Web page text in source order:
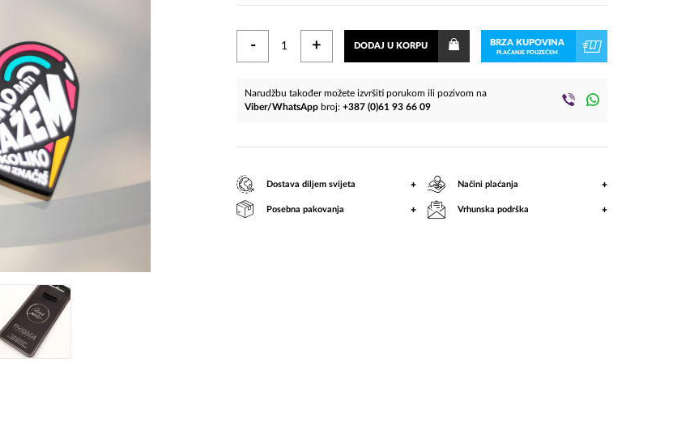
koliko
mi
značiš"
- + DODAJ U KORPU BRZA KUPOVINA
PLAĆANJE POUZEĆEM
Narudžbu također možete izvršiti porukom ili pozivom na
Viber/WhatsApp broj:+387 (0)61 93 66 09
Dostava diljem svijeta + Načini plaćanja +
Posebna pakovanja + Vrhunska podrška +